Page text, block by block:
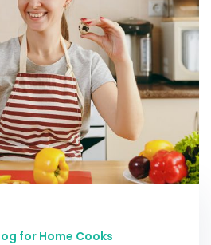
for Home Cooks